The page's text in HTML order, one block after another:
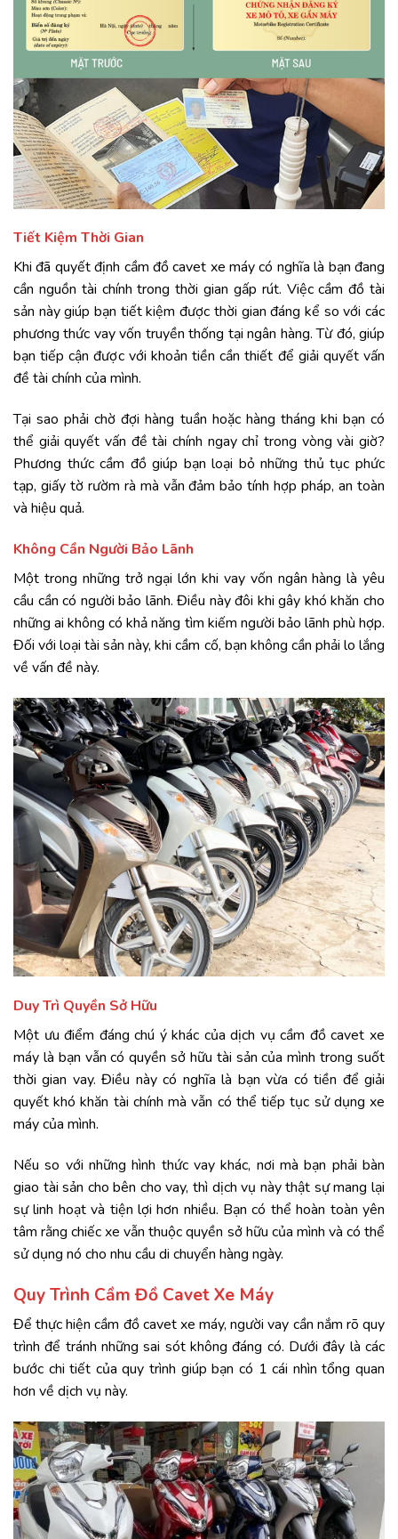
Tiết Kiệm Thời Gian
Khi đã quyết định cầm đồ cavet xe máy có nghĩa là bạn đang
cần nguồn tài chính trong thời gian gấp rút. Việc cầm đồ tài
sản này giúp bạn tiết kiệm được thời gian đáng kể so với các
phương thức vay vốn truyền thống tại ngân hàng. Từ đó, giúp
bạn tiếp cận được với khoản tiền cần thiết để giải quyết vấn
đề tài chính của mình.
Tại sao phải chờ đợi hàng tuần hoặc hàng tháng khi bạn có
thể giải quyết vấn đề tài chính ngay chỉ trong vòng vài giờ?
Phương thức cầm đồ giúp bạn loại bỏ những thủ tục phức
tạp, giấy tờ rườm rà mà vẫn đảm bảo tính hợp pháp, an toàn
và hiệu quả.
Không Cần Người Bảo Lãnh
Một trong những trở ngại lớn khi vay vốn ngân hàng là yêu
cầu cần có người bảo lãnh. Điều này đôi khi gây khó khăn cho
những ai không có khả năng tìm kiếm người bảo lãnh phù hợp.
Đối với loại tài sản này, khi cầm cố, bạn không cần phải lo lắng
về vấn đề này.
Duy Trì Quyền Sở Hữu
Một ưu điểm đáng chú ý khác của dịch vụ cầm đồ cavet xe
máy là bạn vẫn có quyền sở hữu tài sản của mình trong suốt
thời gian vay. Điều này có nghĩa là bạn vừa có tiền để giải
quyết khó khăn tài chính mà vẫn có thể tiếp tục sử dụng xe
máy của mình.
Nếu so với những hình thức vay khác, nơi mà bạn phải bàn
giao tài sản cho bên cho vay, thì dịch vụ này thật sự mang lại
sự linh hoạt và tiện lợi hơn nhiều. Bạn có thể hoàn toàn yên
tâm rằng chiếc xe vẫn thuộc quyền sở hữu của mình và có thể
sử dụng nó cho nhu cầu di chuyển hàng ngày.
Quy Trình Cầm Đồ Cavet Xe Máy
Để thực hiện cầm đồ cavet xe máy, người vay cần nắm rõ quy
trình để tránh những sai sót không đáng có. Dưới đây là các
bước chi tiết của quy trình giúp bạn có 1 cái nhìn tổng quan
hơn về dịch vụ này.